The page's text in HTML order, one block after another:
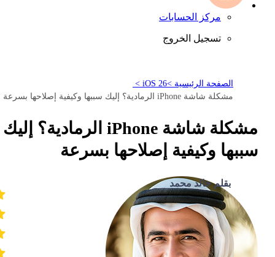
مركز الحسابات
تسجيل الخروج
الصفحة الرئيسية >iOS 26 >
مشكلة شاشة iPhone الرمادية؟ إليك سببها وكيفية إصلاحها بسرعة
مشكلة شاشة iPhone الرمادية؟ إليك
سببها وكيفية إصلاحها بسرعة
بقلم خالد محمد